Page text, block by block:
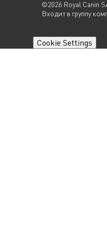
©2026 Royal Canin
Входит в группу
Cookie Settings